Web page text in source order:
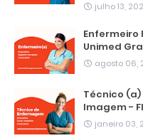
julho 13,
Enfermeiro
Unimed
agosto 06,
Técnico
Imagem -
janeiro 03,